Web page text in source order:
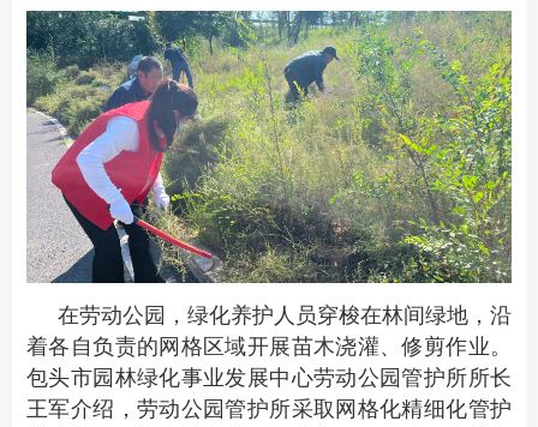
在劳动公园，绿化养护人员穿梭在林间绿地，沿
着各自负责的网格区域开展苗木浇灌、修剪作业。
包头市园林绿化事业发展中心劳动公园管护所所长
王军介绍，劳动公园管护所采取网格化精细化管护